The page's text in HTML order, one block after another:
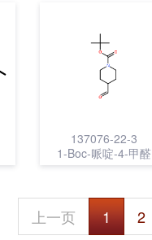
137076-22-3
1-Boc-哌啶-4-甲醛
上一页 1 2